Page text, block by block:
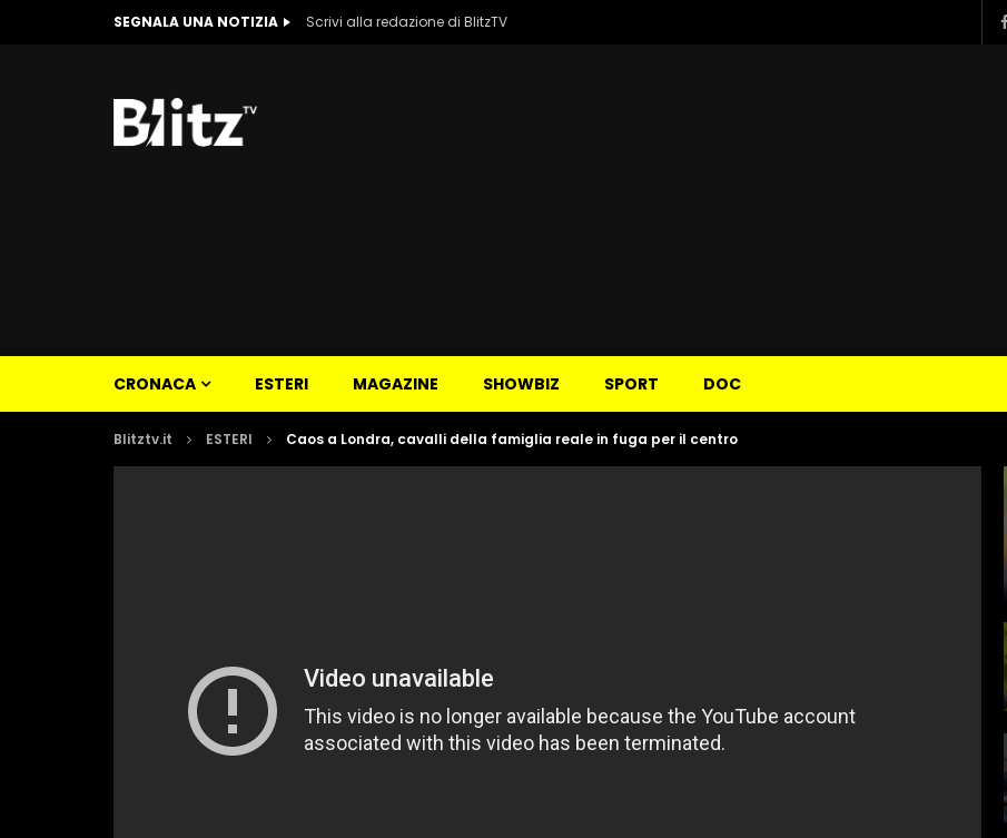
SEGNALA UNA NOTIZIA Scrivi alla redazione di BlitzTV
CRONACA ESTERI MAGAZINE SHOWBIZ SPORT DOC
Blitztv.it ESTERI Caos a Londra, cavalli della famiglia reale in fuga per il centro